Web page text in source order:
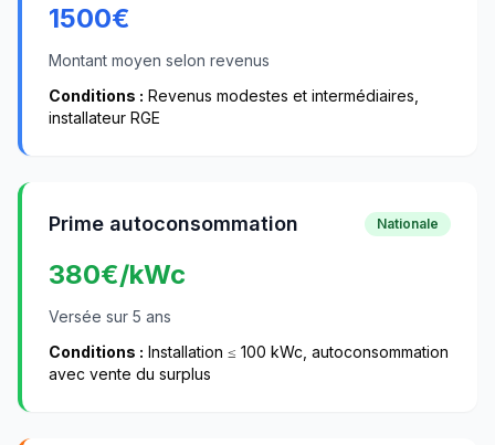
1500€
Montant moyen selon revenus
Conditions : Revenus modestes et intermédiaires,
installateur RGE
Prime autoconsommation Nationale
380€/kWc
Versée sur 5 ans
Conditions : Installation ≤ 100 kWc, autoconsommation
avec vente du surplus